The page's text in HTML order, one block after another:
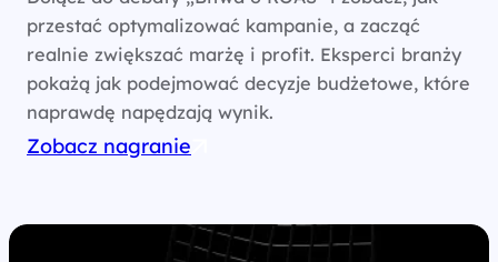
przestać optymalizować kampanie, a zacząć
realnie zwiększać marżę i profit. Eksperci branży
pokażą jak podejmować decyzje budżetowe, które
naprawdę napędzają wynik.
Zobacz nagranie